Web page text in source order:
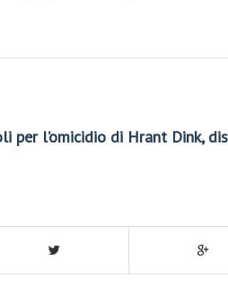
per l’omicidio di Hrant Dink,